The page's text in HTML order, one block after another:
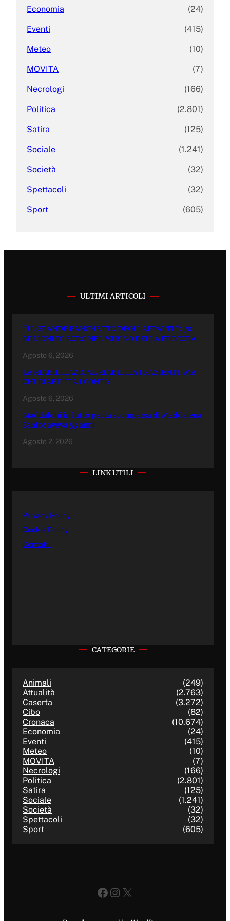
Economia (24)
Eventi (415)
Meteo (10)
MOVITA (7)
Necrologi (166)
Politica (2.801)
Satira (125)
Sociale (1.241)
Società (32)
Spettacoli (32)
Sport (605)
ULTIMI ARTICOLI
“IL GRANDE BANCHETTO DEGLI APPALTI”: 70
MILIONI DI EURO NEL MIRINO DELLA PROCURA.
Agosto 6, 2026
LA RIABILITAZIONE RIABILITA I PAZIENTI, MA
CHI RIABILITA I CONTI?
Agosto 6, 2026
Maddaloni in lutto per la scomparsa di Maddalena
Santo: aveva 53 anni
Agosto 2, 2026
LINK UTILI
Privacy Policy
Cookie Policy
Contatti
CATEGORIE
Animali
(249)
Attualità
(2.763)
Caserta
(3.272)
Cibo
(82)
Cronaca
(10.674)
Economia
(24)
Eventi
(415)
Meteo
(10)
MOVITA
(7)
Necrologi
(166)
Politica
(2.801)
Satira
(125)
Sociale
(1.241)
Società
(32)
Spettacoli
(32)
Sport
(605)
Facebook
Instagram
X